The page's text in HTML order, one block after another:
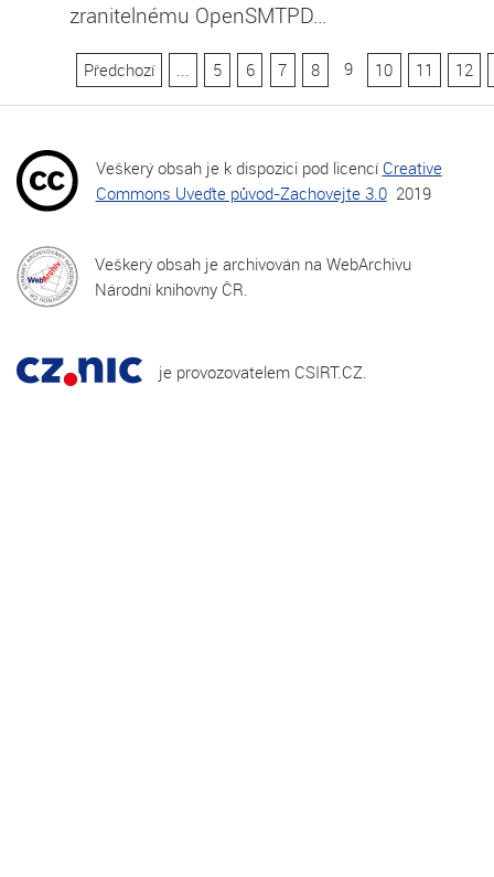
zranitelnému OpenSMTPD…
Předchozí ... 5 6 7 8 9 10 11 12
Veškerý obsah je k dispozici pod licencí Creative
Commons Uveďte původ-Zachovejte 3.02019
Veškerý obsah je archivován na WebArchivu
Národní knihovny ČR.
je provozovatelem CSIRT.CZ.